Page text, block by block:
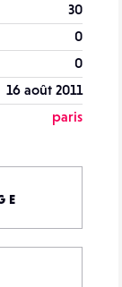
30
0
0
16 août 2011
paris